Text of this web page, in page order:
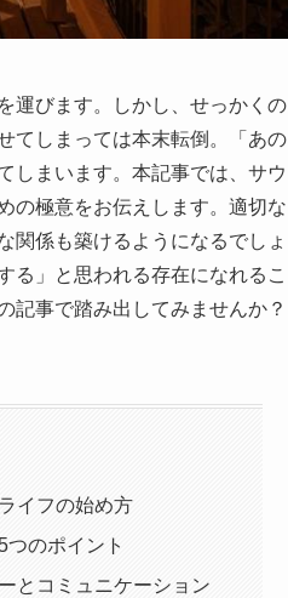
運びます。しかし、せっかくの
てしまっては本末転倒。「あの
しまいます。本記事では、サウ
の極意をお伝えします。適切な
関係も築けるようになるでしょ
る」と思われる存在になれるこ
記事で踏み出してみませんか？
イフの始め方
のポイント
とコミュニケーション